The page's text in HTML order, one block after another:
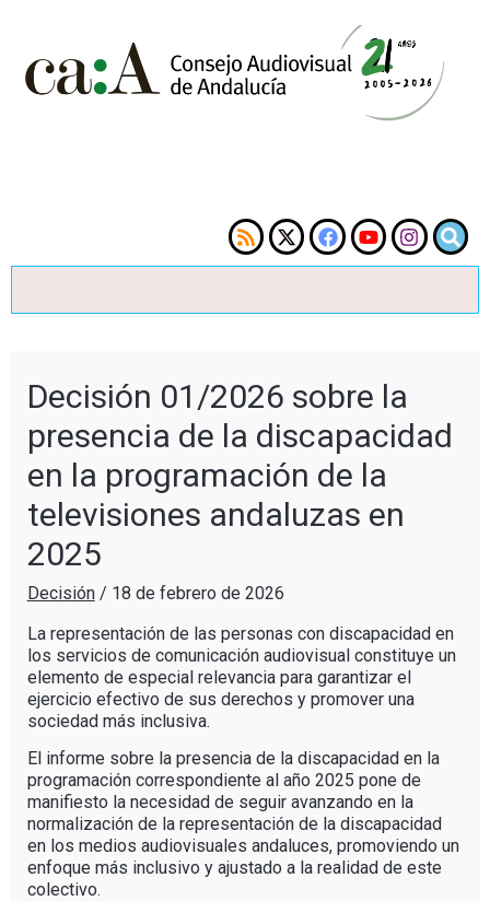
Decisión 01/2026 sobre la
presencia de la discapacidad
en la programación de la
televisiones andaluzas en
2025
Decisión/ 18 de febrero de 2026
La representación de las personas con discapacidad en
los servicios de comunicación audiovisual constituye un
elemento de especial relevancia para garantizar el
ejercicio efectivo de sus derechos y promover una
sociedad más inclusiva.
El informe sobre la presencia de la discapacidad en la
programación correspondiente al año 2025 pone de
manifiesto la necesidad de seguir avanzando en la
normalización de la representación de la discapacidad
en los medios audiovisuales andaluces, promoviendo un
enfoque más inclusivo y ajustado a la realidad de este
colectivo.